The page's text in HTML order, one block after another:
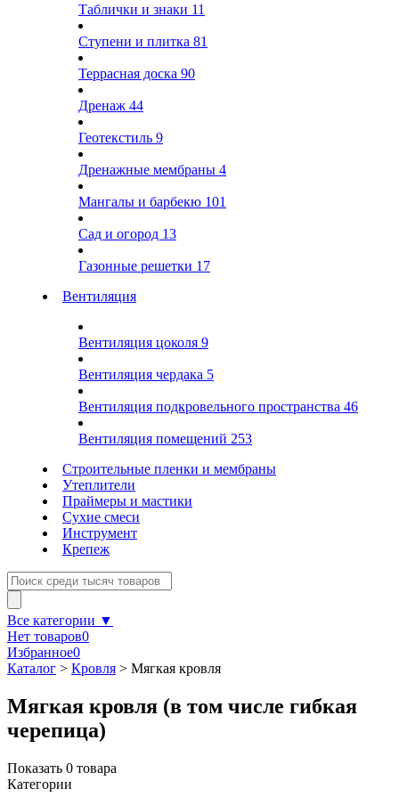
Таблички и знаки 11
Ступени и плитка 81
Террасная доска 90
Дренаж 44
Геотекстиль 9
Дренажные мембраны 4
Мангалы и барбекю 101
Сад и огород 13
Газонные решетки 17
Вентиляция
Вентиляция цоколя 9
Вентиляция чердака 5
Вентиляция подкровельного пространства 46
Вентиляция помещений 253
Строительные пленки и мембраны
Утеплители
Праймеры и мастики
Сухие смеси
Инструмент
Крепеж
Все категории ▼
Нет товаров0
Избранное0
Каталог > Кровля > Мягкая кровля
Мягкая кровля (в том числе гибкая
черепица)
Показать 0 товара
Категории